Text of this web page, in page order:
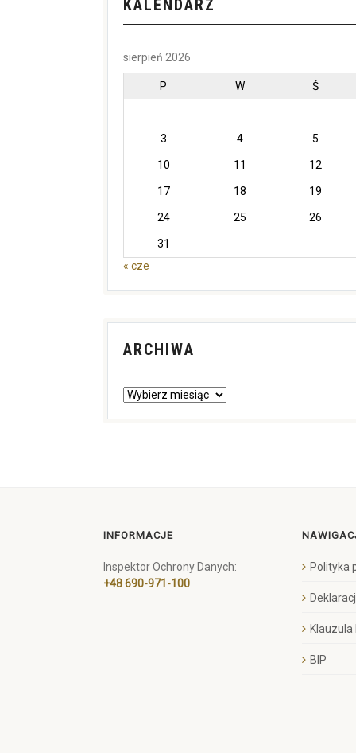
KALENDARZ
sierpień 2026
P W Ś
3 4 5
10 11 12
17 18 19
24 25 26
31
« cze
ARCHIWA
INFORMACJE
Inspektor Ochrony Danych:
+48 690-971-100
Polityka
BIP